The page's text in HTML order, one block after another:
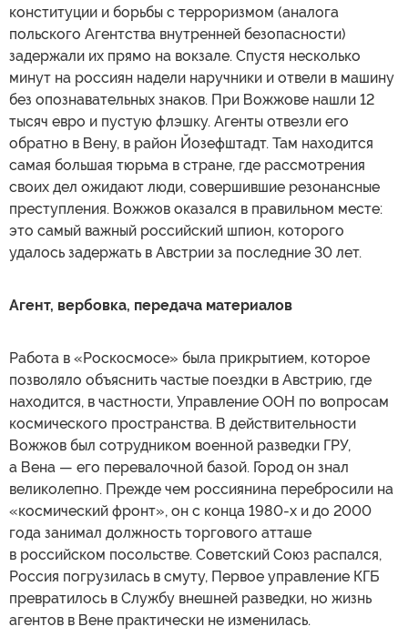
конституции и борьбы с терроризмом (аналога
польского Агентства внутренней безопасности)
задержали их прямо на вокзале. Спустя несколько
минут на россиян надели наручники и отвели в машину
без опознавательных знаков. При Вожжове нашли 12
тысяч евро и пустую флэшку. Агенты отвезли его
обратно в Вену, в район Йозефштадт. Там находится
самая большая тюрьма в стране, где рассмотрения
своих дел ожидают люди, совершившие резонансные
преступления. Вожжов оказался в правильном месте:
это самый важный российский шпион, которого
удалось задержать в Австрии за последние 30 лет.
Агент, вербовка, передача материалов
Работа в «Роскосмосе» была прикрытием, которое
позволяло объяснить частые поездки в Австрию, где
находится, в частности, Управление ООН по вопросам
космического пространства. В действительности
Вожжов был сотрудником военной разведки ГРУ,
а Вена — его перевалочной базой. Город он знал
великолепно. Прежде чем россиянина перебросили на
«космический фронт», он с конца 1980-х и до 2000
года занимал должность торгового атташе
в российском посольстве. Советский Союз распался,
Россия погрузилась в смуту, Первое управление КГБ
превратилось в Службу внешней разведки, но жизнь
агентов в Вене практически не изменилась.